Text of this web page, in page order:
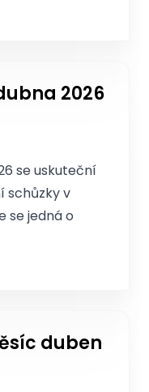
2026
se uskuteční
schůzky v
se jedná o
duben